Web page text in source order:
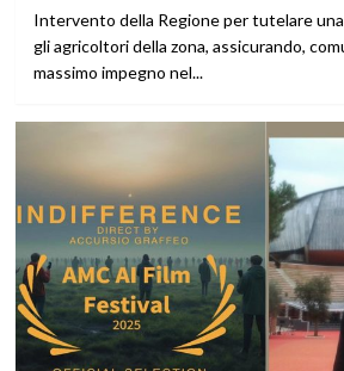
Intervento della Regione per tutelare
gli agricoltori della zona, assicurando,
massimo impegno nel...